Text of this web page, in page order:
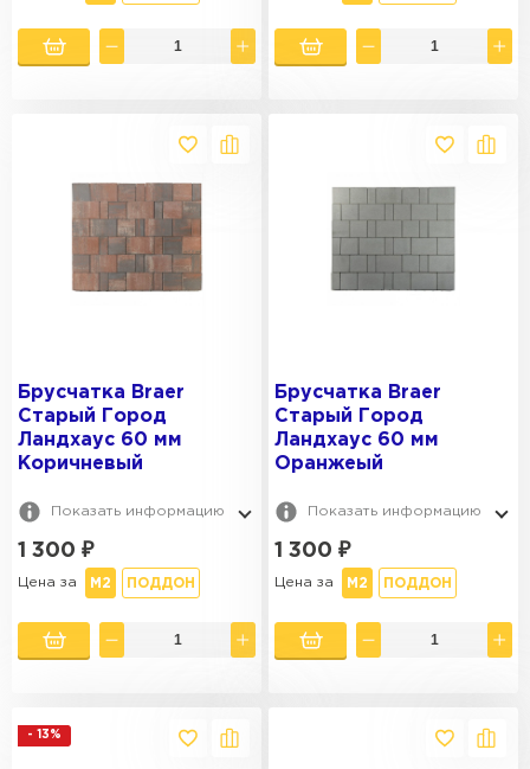
Брусчатка Braer
Старый Город
Ландхаус 60 мм
Коричневый
Показать информацию
1 300 ₽
Цена за М2 ПОДДОН
Брусчатка Braer
Старый Город
Ландхаус 60 мм
Оранжеый
Показать информацию
1 300 ₽
Цена за М2 ПОДДОН
- 13%